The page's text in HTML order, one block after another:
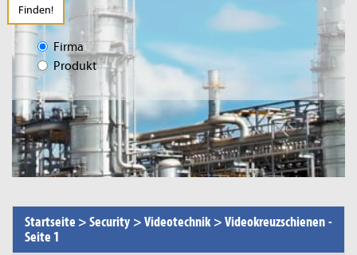
Finden!
Firma
Produkt
Startseite >Security >Videotechnik >Videokreuzschienen-
Seite 1